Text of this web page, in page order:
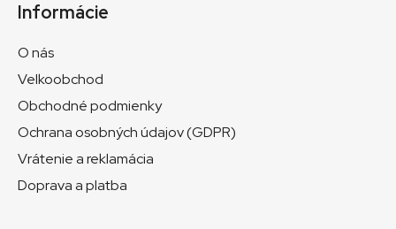
Informácie
O nás
Velkoobchod
Obchodné podmienky
Ochrana osobných údajov (GDPR)
Vrátenie a reklamácia
Doprava a platba